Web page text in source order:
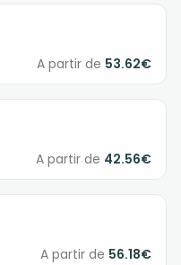
A partir de 53.62€
A partir de 42.56€
A partir de 56.18€